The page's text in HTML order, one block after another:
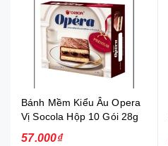
Bánh Mềm Kiểu Âu Opera
Vị Socola Hộp 10 Gói 28g
57.000₫